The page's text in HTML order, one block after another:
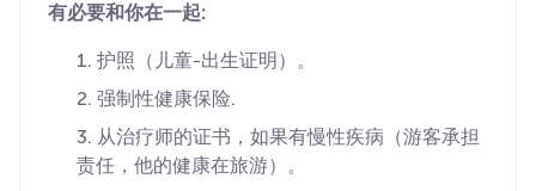
有必要和你在一起:
护照（儿童-出生证明）。
强制性健康保险.
从治疗师的证书，如果有慢性疾病（游客承担
责任，他的健康在旅游）。